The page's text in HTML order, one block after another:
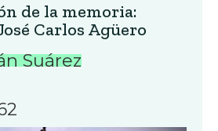
de la memoria:
Carlos Agüero
Suárez